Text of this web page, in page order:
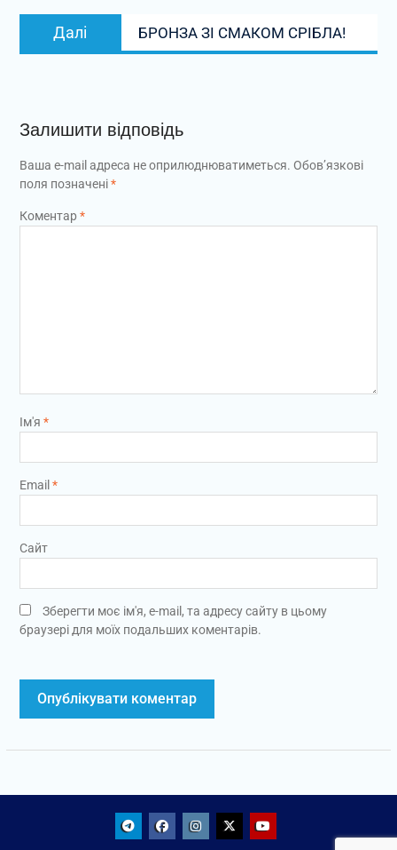
Далі
запис:
БРОНЗА ЗІ СМАКОМ СРІБЛА!
Залишити відповідь
Ваша e-mail адреса не оприлюднюватиметься. Обов’язкові
поля позначені*
Коментар *
Ім'я *
Email *
Сайт
Зберегти моє ім'я, e-mail, та адресу сайту в цьому
браузері для моїх подальших коментарів.